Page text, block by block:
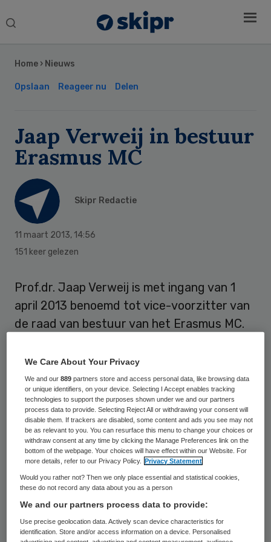
Search
Home › Nieuws
Opslaan Reageer nu Delen
Jaap Verweij in bestuur
Erasmus MC
Skipr Redactie
11 maart 2013, 14:56
151 keer gelezen
Prof.dr. Jaap Verweij is met ingang van 1
april 2013 benoemd tot vice-voorzitter van
de raad van bestuur van het Erasmus MC.
decaan van de Faculteit der Geneeskunde
en Gezondheidswetenschappen aan de
Erasmus Universiteit Rotterdam (EUR).
Bestuur Erasmus MC
Conform de afspraken tussen het
MCen de EUR heeft de raad van toezicht
van het Erasmus MC Verweij als vice-
voorzitter van de raad van bestuur van het
ziekenhuis benoemd. Verweij volgtHuib
Sidebar
We Care About Your Privacy
We and our889 partners store and access personal data, like browsing data
or unique identifiers, on your device. Selecting I Accept enables tracking
technologies to support the purposes shown under we and our partners
process data to provide. Selecting Reject All or withdrawing your consent will
disable them. If trackers are disabled, some content and ads you see may not
be as relevant to you. You can resurface this menu to change your choices or
withdraw consent at any time by clicking the Manage Preferences link on the
bottom of the webpage. Your choices will have effect within our Website. For
more details, refer to our Privacy Policy.
Privacy Statement
Would you rather not? Then we only place essential and statistical cookies,
these do not record any data about you as a person
We and our partners process data to provide:
Use precise geolocation data. Actively scan device characteristics for
identification. Store and/or access information on a device. Personalised